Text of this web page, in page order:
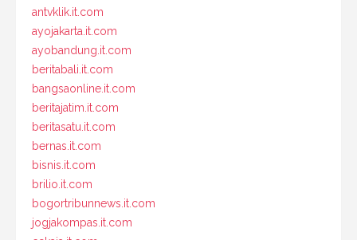
antvklik.it.com
ayojakarta.it.com
ayobandung.it.com
beritabali.it.com
bangsaonline.it.com
beritajatim.it.com
beritasatu.it.com
bernas.it.com
bisnis.it.com
brilio.it.com
bogortribunnews.it.com
jogjakompas.it.com